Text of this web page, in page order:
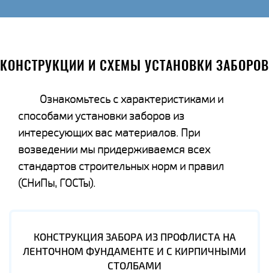
КОНСТРУКЦИИ И СХЕМЫ УСТАНОВКИ ЗАБОРОВ
Ознакомьтесь с характеристиками и
способами установки заборов из
интересующих вас материалов. При
возведении мы придерживаемся всех
стандартов строительных норм и правил
(СНиПы, ГОСТы).
КОНСТРУКЦИЯ ЗАБОРА ИЗ ПРОФЛИСТА НА
ЛЕНТОЧНОМ ФУНДАМЕНТЕ И С КИРПИЧНЫМИ
СТОЛБАМИ